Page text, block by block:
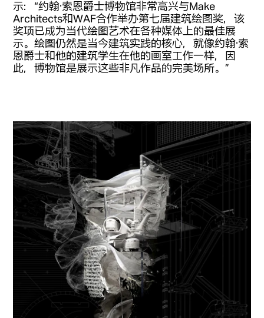
示：“约翰·索恩爵士博物馆非常高兴与Make
Architects和WAF合作举办第七届建筑绘图奖，该
奖项已成为当代绘图艺术在各种媒体上的最佳展
示。绘图仍然是当今建筑实践的核心，就像约翰·索
恩爵士和他的建筑学生在他的画室工作一样，因
此，博物馆是展示这些非凡作品的完美场所。”